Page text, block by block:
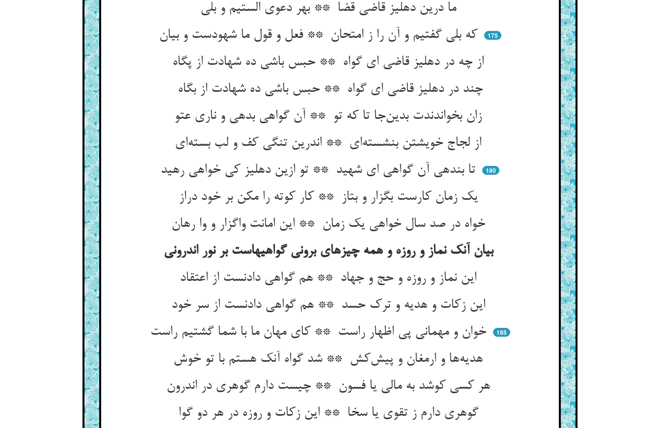
ما درین دهلیز قاضی قضا ** بهر دعوی الستیم و بلی
که بلی گفتیم و آن را ز امتحان ** فعل و قول ما شهودست و بیان
175
چند در دهلیز قاضی ای گواه‌ ** حبس باشی ده شهادت از بگاه
180
یک زمان کارست بگزار و بتاز ** کار کوته را مکن بر خود دراز
خواه در صد سال خواهی یک زمان ** این امانت واگزار و وا رهان
بیان آنک نماز و روزه و همه چیزهای برونی گواهیهاست بر نور اندرونی
این زکات و هدیه و ترک حسد ** هم گواهی دادنست از سر خود
خوان و مهمانی پی اظهار راست ** کای مهان ما با شما گشتیم راست
185
هر کسی کوشد به مالی یا فسون ** چیست دارم گوهری در اندرون
گوهری دارم ز تقوی یا سخا ** این زکات و روزه در هر دو گوا